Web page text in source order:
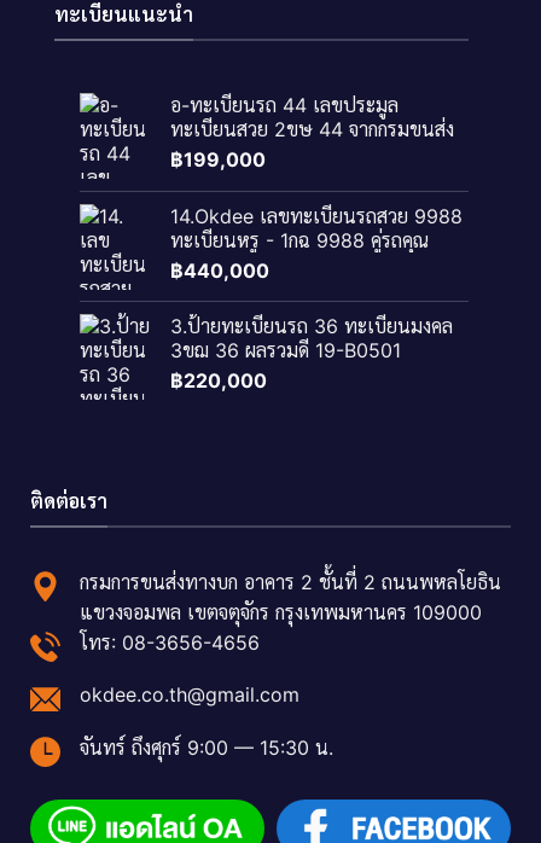
ทะเบียนแนะนำ
อ-ทะเบียนรถ 44 เลขประมูล
ทะเบียนสวย 2ขษ 44 จากกรมขนส่ง
฿199,000
14.Okdee เลขทะเบียนรถสวย 9988
ทะเบียนหรู - 1กฉ 9988​ คู่รถคุณ
฿440,000
3.ป้ายทะเบียนรถ 36 ทะเบียนมงคล
3ขฌ 36 ผลรวมดี 19-B0501
฿220,000
ติดต่อเรา
กรมการขนส่งทางบก อาคาร 2 ชั้นที่ 2 ถนนพหลโยธิน
แขวงจอมพล เขตจตุจักร กรุงเทพมหานคร 109000
โทร: 08-3656-4656
okdee.co.th@gmail.com
จันทร์ ถึงศุกร์ 9:00 — 15:30 น.